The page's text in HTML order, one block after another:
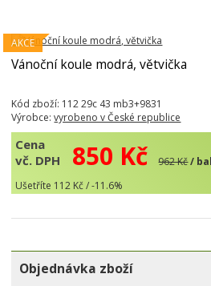
AKCE
Vánoční koule modrá, větvička
Kód zboží: 112 29c 43 mb3+9831
Výrobce: vyrobeno v České republice
Cena
vč. DPH
850 Kč 962 Kč/
Ušetříte 112 Kč / -11.6%
Objednávka zboží